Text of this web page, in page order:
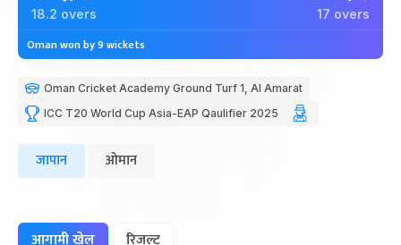
18.2 overs 17 overs
Oman won by 9 wickets
Oman Cricket Academy Ground Turf 1, Al Amarat
ICC T20 World Cup Asia-EAP Qaulifier 2025
जापान ओमान